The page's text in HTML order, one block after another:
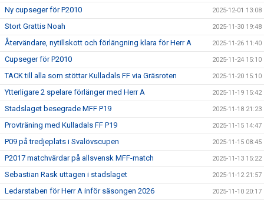
Ny cupseger för P2010 2025-12-01 13:08
Stort Grattis Noah 2025-11-30 19:48
Återvändare, nytillskott och förlängning klara för Herr A 2025-11-26 11:40
Cupseger för P2010 2025-11-24 15:10
TACK till alla som stöttar Kulladals FF via Gräsroten 2025-11-20 15:10
Ytterligare 2 spelare förlänger med Herr A 2025-11-19 15:42
Stadslaget besegrade MFF P19 2025-11-18 21:23
Provträning med Kulladals FF P19 2025-11-15 14:47
P09 på tredjeplats i Svalövscupen 2025-11-15 08:45
P2017 matchvärdar på allsvensk MFF-match 2025-11-13 15:22
Sebastian Rask uttagen i stadslaget 2025-11-12 21:57
Ledarstaben för Herr A inför säsongen 2026 2025-11-10 20:17